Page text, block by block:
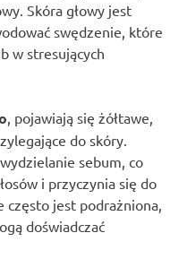
Skóra głowy jest
swędzenie, które
w stresujących
, pojawiają się żółtawe,
do skóry.
sebum, co
i przyczynia się do
często jest podrażniona,
doświadczać